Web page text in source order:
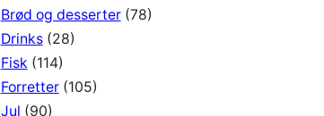
Brød og desserter(78)
Drinks(28)
Fisk (114)
Forretter(105)
Jul (90)